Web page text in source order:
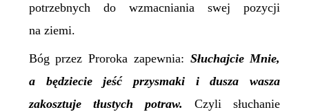
potrzebnych do wzmacniania swej pozycji
na ziemi.
Bóg przez Proroka zapewnia: Słuchajcie Mnie,
a będziecie jeść przysmaki i dusza wasza
zakosztuje tłustych potraw. Czyli słuchanie